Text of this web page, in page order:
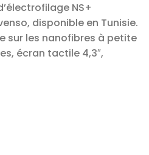
NS+
disponible en Tunisie.
sur les nanofibres à petite
écran tactile 4,3″,
Inovenso